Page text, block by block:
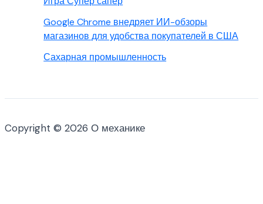
Google Chrome внедряет ИИ-обзоры
магазинов для удобства покупателей в США
Сахарная промышленность
Copyright © 2026 О механике